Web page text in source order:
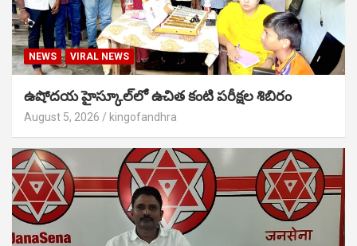
NEWS VIRAL NEWS
ఉషోదయ హైస్కూల్‌లో ఉచిత కంటి పరీక్షల శిబిరం
August 5, 2026 kingofandhra